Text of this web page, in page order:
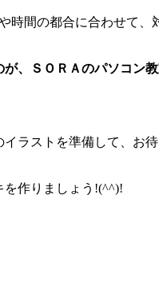
時間の都合に合わせて、
、ＳＯＲＡのパソコン
ラストを準備して、お
を作りましょう!(^^)!